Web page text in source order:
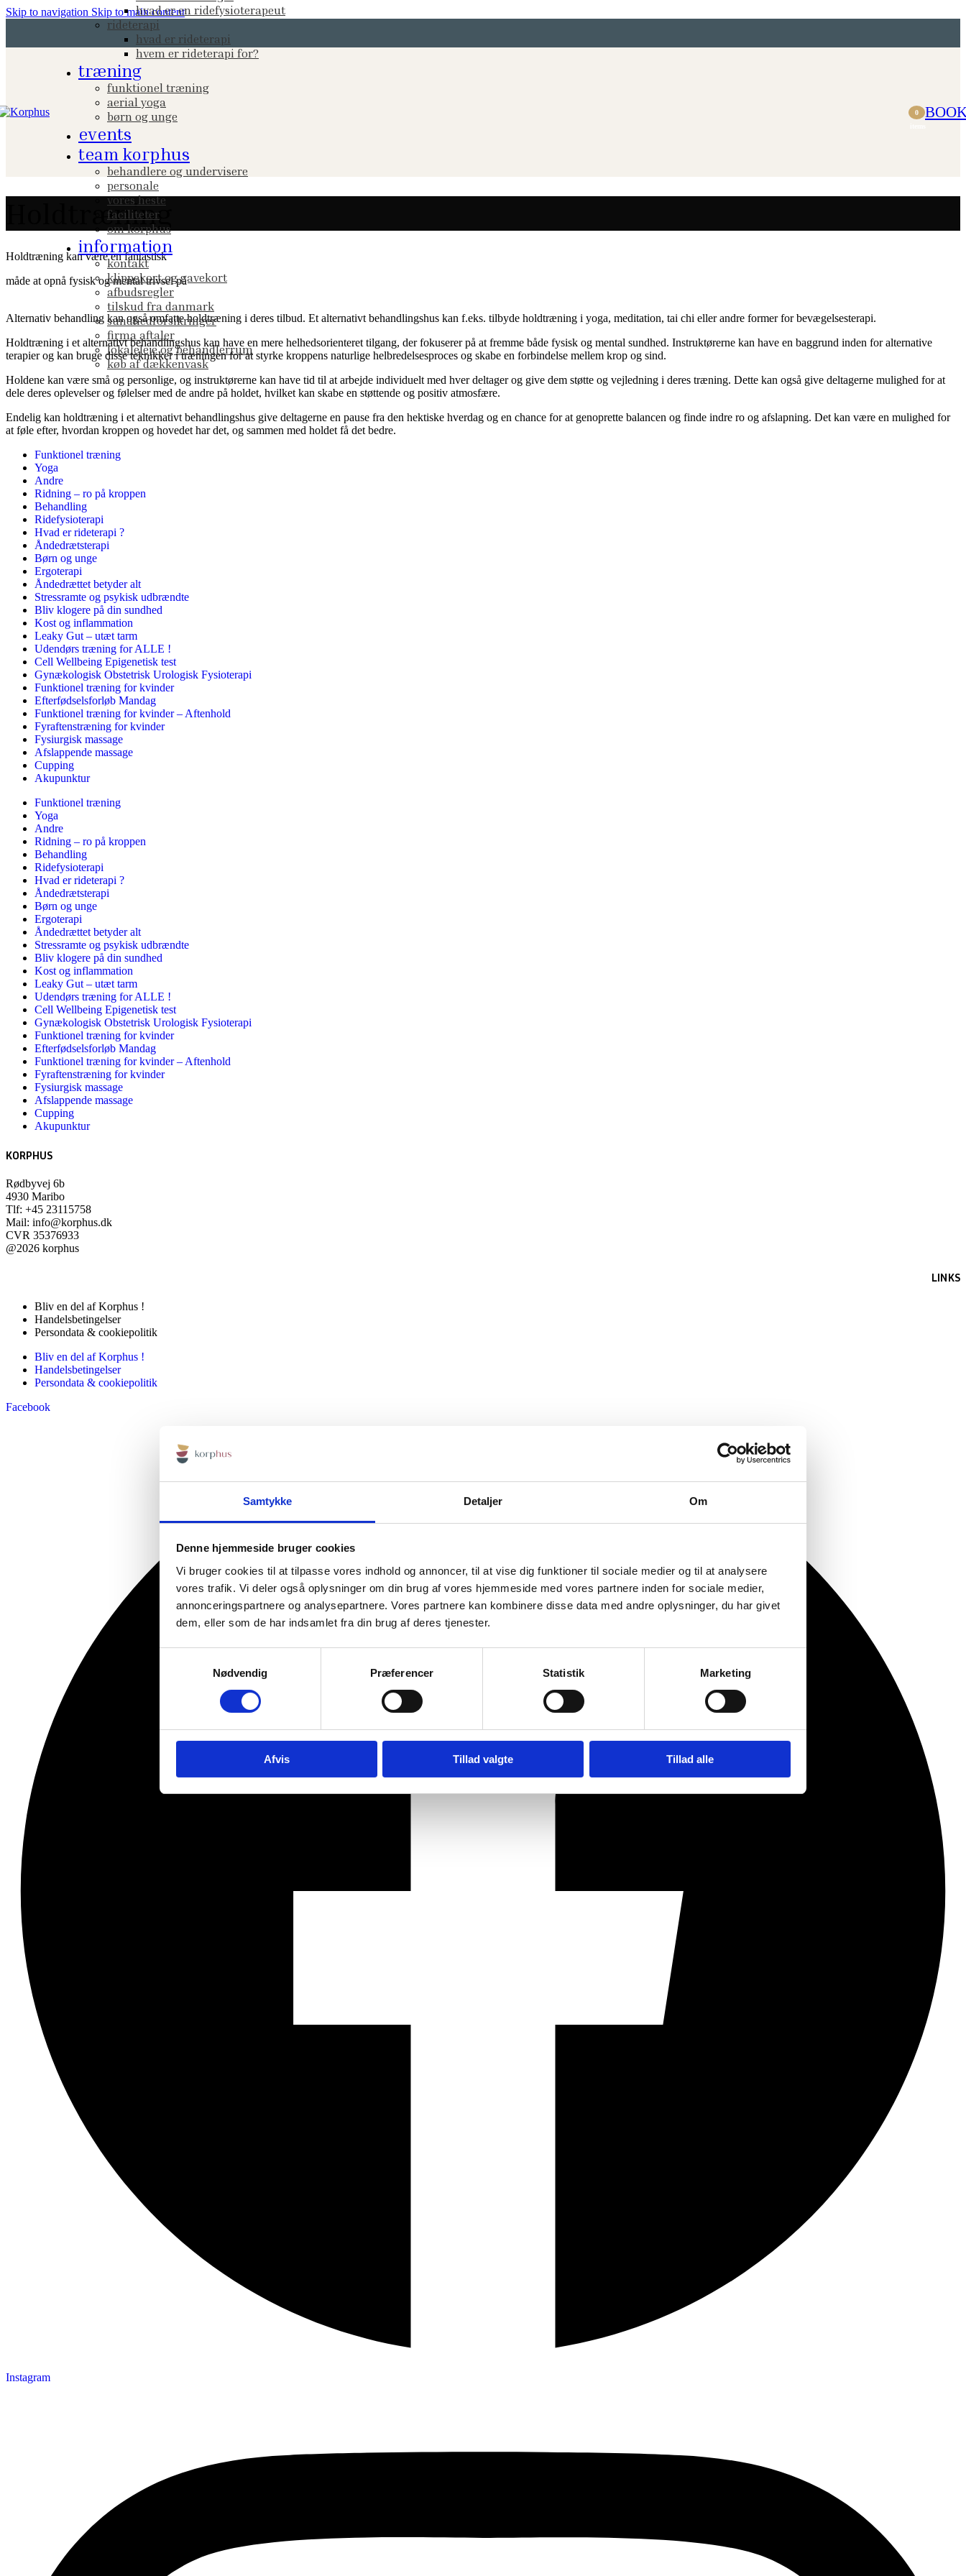
Samtykke Detaljer Om
Denne hjemmeside bruger cookies
Vi bruger cookies til at tilpasse vores indhold og annoncer, til at vise dig funktioner til sociale medier og til at analysere
vores trafik. Vi deler også oplysninger om din brug af vores hjemmeside med vores partnere inden for sociale medier,
annonceringspartnere og analysepartnere. Vores partnere kan kombinere disse data med andre oplysninger, du har givet
dem, eller som de har indsamlet fra din brug af deres tjenester.
Nødvendig
Præferencer Statistik Marketing
Afvis Tillad valgte Tillad alle
Skip to navigation Skip to main content
hvad er en ridefysioterapeut
rideterapi
hvad er rideterapi
hvem er rideterapi for?
træning
funktionel træning
aerial yoga
børn og unge
events
team korphus
behandlere og undervisere
personale
vores heste
faciliteter
om korphus
information
kontakt
klippekort og gavekort
afbudsregler
tilskud fra danmark
sundhedforsikringer
firma aftaler
lokaleleje og behandlerrum
køb af dækkenvask
0
Holdtræning
Holdtræning kan være en fantastisk
måde at opnå fysisk og mental trivsel på
Alternativ behandling kan også omfatte holdtræning i deres tilbud. Et alternativt behandlingshus kan f.eks. tilbyde holdtræning i yoga, meditation, tai chi eller andre former for bevægelsesterapi.
Holdtræning i et alternativt behandlingshus kan have en mere helhedsorienteret tilgang, der fokuserer på at fremme både fysisk og mental sundhed. Instruktørerne kan have en baggrund inden for alternative
terapier og kan bruge disse teknikker i træningen for at styrke kroppens naturlige helbredelsesproces og skabe en forbindelse mellem krop og sind.
Holdene kan være små og personlige, og instruktørerne kan have tid til at arbejde individuelt med hver deltager og give dem støtte og vejledning i deres træning. Dette kan også give deltagerne mulighed for at
dele deres oplevelser og følelser med de andre på holdet, hvilket kan skabe en støttende og positiv atmosfære.
Endelig kan holdtræning i et alternativt behandlingshus give deltagerne en pause fra den hektiske hverdag og en chance for at genoprette balancen og finde indre ro og afslapning. Det kan være en mulighed for
at føle efter, hvordan kroppen og hovedet har det, og sammen med holdet få det bedre.
Funktionel træning
Yoga
Andre
Ridning – ro på kroppen
Behandling
Ridefysioterapi
Hvad er rideterapi ?
Åndedrætsterapi
Børn og unge
Ergoterapi
Åndedrættet betyder alt
Stressramte og psykisk udbrændte
Bliv klogere på din sundhed
Kost og inflammation
Leaky Gut – utæt tarm
Udendørs træning for ALLE !
Cell Wellbeing Epigenetisk test
Gynækologisk Obstetrisk Urologisk Fysioterapi
Funktionel træning for kvinder
Efterfødselsforløb Mandag
Funktionel træning for kvinder – Aftenhold
Fyraftenstræning for kvinder
Fysiurgisk massage
Afslappende massage
Cupping
Akupunktur
Funktionel træning
Yoga
Andre
Ridning – ro på kroppen
Behandling
Ridefysioterapi
Hvad er rideterapi ?
Åndedrætsterapi
Børn og unge
Ergoterapi
Åndedrættet betyder alt
Stressramte og psykisk udbrændte
Bliv klogere på din sundhed
Kost og inflammation
Leaky Gut – utæt tarm
Udendørs træning for ALLE !
Cell Wellbeing Epigenetisk test
Gynækologisk Obstetrisk Urologisk Fysioterapi
Funktionel træning for kvinder
Efterfødselsforløb Mandag
Funktionel træning for kvinder – Aftenhold
Fyraftenstræning for kvinder
Fysiurgisk massage
Afslappende massage
Cupping
Akupunktur
KORPHUS
Rødbyvej 6b
4930 Maribo
Tlf: +45 23115758
Mail: info@korphus.dk
CVR 35376933
@2026 korphus
LINKS
Bliv en del af Korphus !
Handelsbetingelser
Persondata & cookiepolitik
Bliv en del af Korphus !
Handelsbetingelser
Persondata & cookiepolitik
Facebook
Instagram